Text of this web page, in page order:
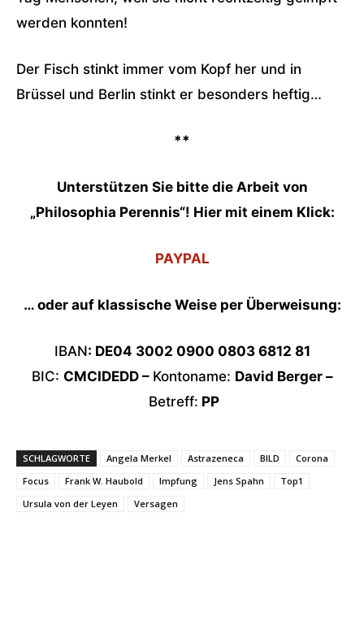
werden konnten!
Der Fisch stinkt immer vom Kopf her und in
Brüssel und Berlin stinkt er besonders heftig…
**
Unterstützen Sie bitte die Arbeit von
„Philosophia Perennis“! Hier mit einem Klick:
PAYPAL
… oder auf klassische Weise per Überweisung:
IBAN: DE04 3002 0900 0803 6812 81
BIC: CMCIDEDD – Kontoname: David Berger –
Betreff: PP
SCHLAGWORTE Angela Merkel Astrazeneca BILD
Corona
Focus
Frank W. Haubold Impfung Jens Spahn
Top1
Ursula von der Leyen
Versagen